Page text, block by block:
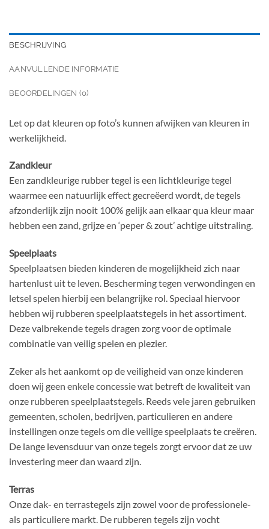
BESCHRIJVING
AANVULLENDE INFORMATIE
BEOORDELINGEN (0)
Let op dat kleuren op foto’s kunnen afwijken van kleuren in
werkelijkheid.
Zandkleur
Een zandkleurige rubber tegel is een lichtkleurige tegel
waarmee een natuurlijk effect gecreëerd wordt, de tegels
afzonderlijk zijn nooit 100% gelijk aan elkaar qua kleur maar
hebben een zand, grijze en ‘peper & zout’ achtige uitstraling.
Speelplaats
Speelplaatsen bieden kinderen de mogelijkheid zich naar
hartenlust uit te leven. Bescherming tegen verwondingen en
letsel spelen hierbij een belangrijke rol. Speciaal hiervoor
hebben wij rubberen speelplaatstegels in het assortiment.
Deze valbrekende tegels dragen zorg voor de optimale
combinatie van veilig spelen en plezier.
Zeker als het aankomt op de veiligheid van onze kinderen
doen wij geen enkele concessie wat betreft de kwaliteit van
onze rubberen speelplaatstegels. Reeds vele jaren gebruiken
gemeenten, scholen, bedrijven, particulieren en andere
instellingen onze tegels om die veilige speelplaats te creëren.
De lange levensduur van onze tegels zorgt ervoor dat ze uw
investering meer dan waard zijn.
Terras
Onze dak- en terrastegels zijn zowel voor de professionele-
als particuliere markt. De rubberen tegels zijn vocht